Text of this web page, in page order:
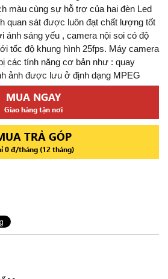
màu cùng sự hỗ trợ của hai đèn Led
quan sát được luôn đạt chất lượng tốt
ánh sáng yếu , camera nội soi có độ
tốc độ khung hình 25fps. Máy camera
các tính năng cơ bản như : quay
ảnh được lưu ở định dạng MPEG
MUA NGAY
Giao hàng tận nơi
TRẢ GÓP
0 đ/tháng (12 tháng)